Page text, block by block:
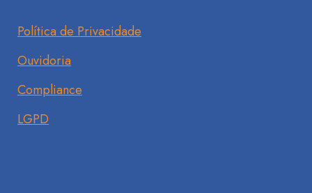
Política de Privacidade
Ouvidoria
Compliance
LGPD